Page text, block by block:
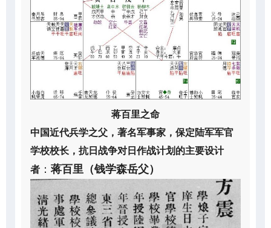
蒋百里之命
中国近代兵学之父，著名军事家，保定陆军军官
学校校长，抗日战争对日作战计划的主要设计
者 ： 蒋百里（钱学森岳父）